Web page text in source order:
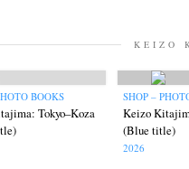
KEIZO
BOOKS
Tokyo–Koza
SHOP –
Keizo
(Blue title)
2026